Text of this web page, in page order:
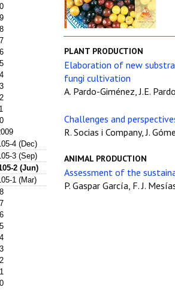
4 (Dec)
3 (Sep)
2 (Jun)
1 (Mar)
PLANT PRODUCTION
Elaboration of new
fungi cultivation
A. Pardo-Giménez, J.E.
Challenges and
R. Socias i Company, J.
ANIMAL PRODUCTION
Assessment of the
P. Gaspar García, F. J.